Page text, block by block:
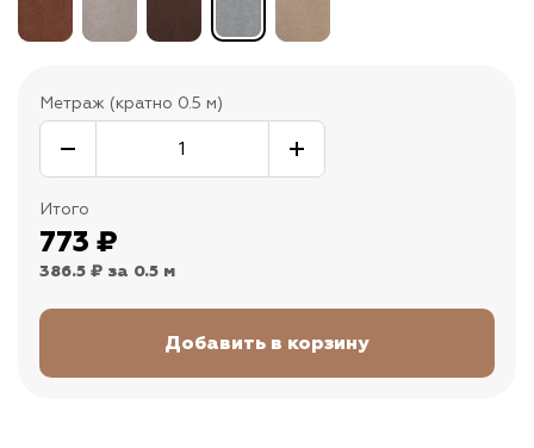
Метраж (кратно 0.5 м)
Итого
773 ₽
386.5 ₽ за 0.5 м